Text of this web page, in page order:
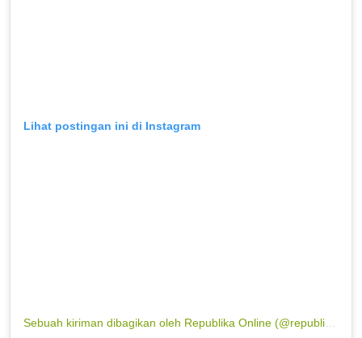
Lihat postingan ini di Instagram